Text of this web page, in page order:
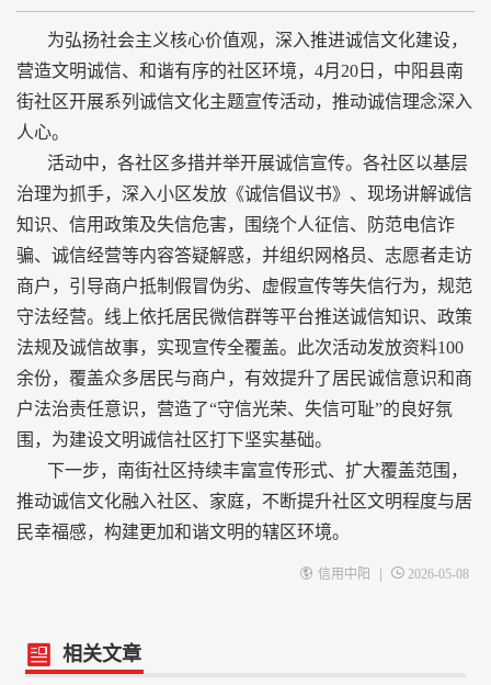
为弘扬社会主义核心价值观，深入推进诚信文化建设，
营造文明诚信、和谐有序的社区环境，4月20日，中阳县南
街社区开展系列诚信文化主题宣传活动，推动诚信理念深入
人心。
活动中，各社区多措并举开展诚信宣传。各社区以基层
治理为抓手，深入小区发放《诚信倡议书》、现场讲解诚信
知识、信用政策及失信危害，围绕个人征信、防范电信诈
骗、诚信经营等内容答疑解惑，并组织网格员、志愿者走访
商户，引导商户抵制假冒伪劣、虚假宣传等失信行为，规范
守法经营。线上依托居民微信群等平台推送诚信知识、政策
法规及诚信故事，实现宣传全覆盖。此次活动发放资料100
余份，覆盖众多居民与商户，有效提升了居民诚信意识和商
户法治责任意识，营造了“守信光荣、失信可耻”的良好氛
围，为建设文明诚信社区打下坚实基础。
下一步，南街社区持续丰富宣传形式、扩大覆盖范围，
推动诚信文化融入社区、家庭，不断提升社区文明程度与居
民幸福感，构建更加和谐文明的辖区环境。
信用中阳 | 2026-05-08
相关文章